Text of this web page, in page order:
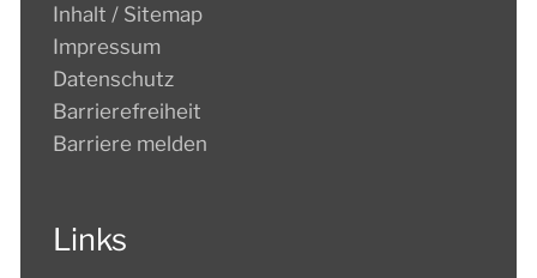
Inhalt / Sitemap
Impressum
Datenschutz
Barrierefreiheit
Barriere melden
Links